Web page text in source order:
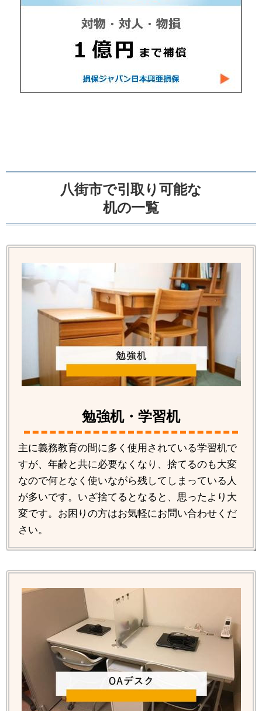
八街市で引取り可能な
机の一覧
勉強机・学習机
主に義務教育の間に多く使用されている学習机で
すが、年齢と共に必要なくなり、捨てるのも大変
なので何となく使いながら残してしまっている人
が多いです。いざ捨てるとなると、思ったより大
変です。お困りの方はお気軽にお問い合わせくだ
さい。